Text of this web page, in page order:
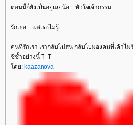
ตอนนี้ก็ยังเป็นอยู่เลยน้อ....หัวใจเจ้ากรรม
รักเธอ....แต่เธอไม่รู้
คนที่รักเรา เรากลับไม่สน กลับไปมองคนที่เค้าไม่
ชีช้ำอย่างนี้ T_T
ดย: kaazanova